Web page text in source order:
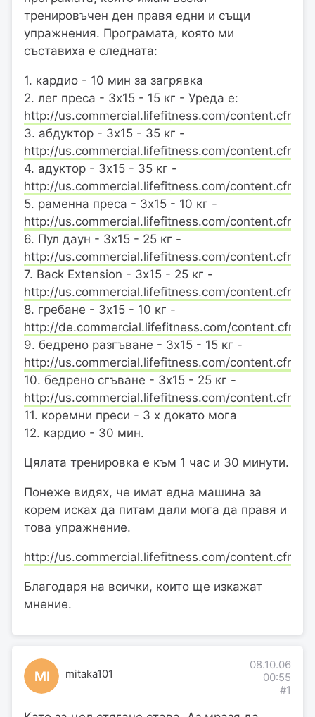
тренировъчен ден правя едни и същи
упражнения. Програмата, която ми
съставиха е следната:
1. кардио - 10 мин за загрявка
2. лег преса - 3х15 - 15 кг - Уреда е:
http://us.commercial.lifefitness.com/content.cfm/
3. абдуктор - 3х15 - 35 кг -
http://us.commercial.lifefitness.com/content.cfm/
4. адуктор - 3х15 - 35 кг -
http://us.commercial.lifefitness.com/content.cfm/
5. раменна преса - 3х15 - 10 кг -
http://us.commercial.lifefitness.com/content.cfm/
6. Пул даун - 3х15 - 25 кг -
http://us.commercial.lifefitness.com/content.cfm/
7. Back Extension - 3х15 - 25 кг -
http://us.commercial.lifefitness.com/content.cfm/
8. гребане - 3х15 - 10 кг -
http://de.commercial.lifefitness.com/content.cfm/
9. бедрено разгъване - 3х15 - 15 кг -
http://us.commercial.lifefitness.com/content.cfm/
10. бедрено сгъване - 3х15 - 25 кг -
http://us.commercial.lifefitness.com/content.cfm/
11. коремни преси - 3 х докато мога
12. кардио - 30 мин.
Цялата тренировка е към 1 час и 30 минути.
Понеже видях, че имат една машина за
корем исках да питам дали мога да правя и
това упражнение.
http://us.commercial.lifefitness.com/content.cfm/
Благодаря на всички, които ще изкажат
мнение.
MI mitaka101
08.10.06
00:55
#1